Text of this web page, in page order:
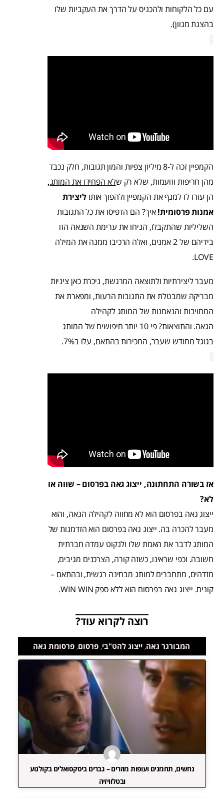
עם כל הלקוחות ולהכניס על הדרך את העקביות שלו
בהצגת מגוון).
הקמפיין זכה ל-8 מיליון צפיות והמון תגובות, חלק נכבד
מהן חריפות וזועמות, שלא רק שלא הפחידו את המותג,
הן עזרו לו למנף את הקמפיין ולהפוך אותוליצירת
אמנות פרסומית!איך? הם הדפיסו את כל התגובות
השליליות שהתקבלו, הניחו את ערימת השנאה הזו
בידיהם של 2 אמנים, ואלה הרכיבו ממנה את המילה
LOVE.
מעבר ליצירתיות ולתוצאה המרגשת, ניכרת כאן ציניות
מבריקה שמבטלת את התגובות הרעות, ומפארת את
המחויבות והנאמנות של המותג לקהילה
הגאה. והתוצאות? פי 10 יותר חיפושים של המותג
בגוגל מחודש שעבר, המכירות בהתאם, עלו ב7%.
אז בשורה התחתונה, ייצוג גאה בפרסום– שווה או
לא?
ייצוג גאה בפרסום הוא לא מחווה לקהילה הגאה, והוא
מעבר להכרה בה. ייצוג גאה בפרסום הוא הזדמנות של
המותג לדבר את האמת שלו ולנקוט עמדה חברתית
חשובה. וכפי שראינו, כשזה קורה, הצרכנים מגיבים,
מזדהים, מתחברים למותג מבחינה רגשית, ובהתאם –
קונים. ייצוג גאה בפרסום הוא ללא ספק WIN WIN.
רוצה לקרוא עוד?
המבורגר גאה, ייצוג להט"בי, פרסום, פרסומת גאה
נחשים, תחמנים ועופות מוזרים – גברים ביסקסואלים בקולנוע
ובטלוויזיה